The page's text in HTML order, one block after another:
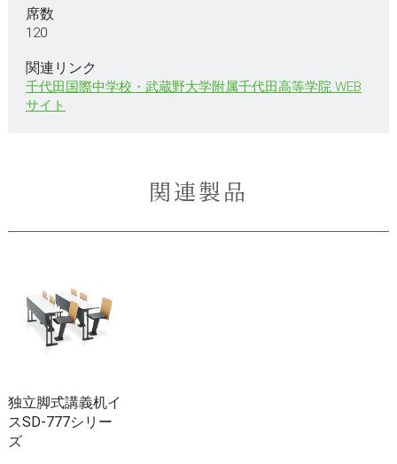
席数
120
関連リンク
千代田国際中学校・武蔵野大学附属千代田高等学院 WEB
サイト
関連製品
独立脚式講義机イ
スSD-777シリー
ズ